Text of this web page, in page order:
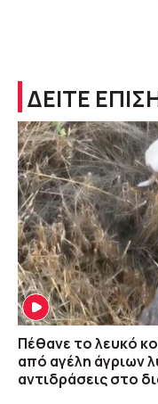
ΔΕΙΤΕ
Πέθανε το λευκό
από αγέλη άγριων
αντιδράσεις στο